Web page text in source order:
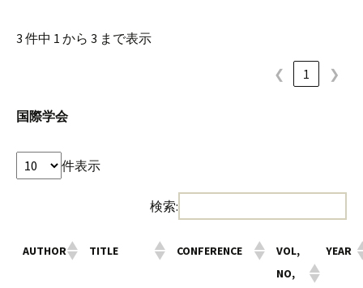
3 件中 1 から 3 まで表示
❮ 1 ❯
国際学会
件表示
検索:
AUTHOR TITLE CONFERENCE
VOL,
NO,
YEAR